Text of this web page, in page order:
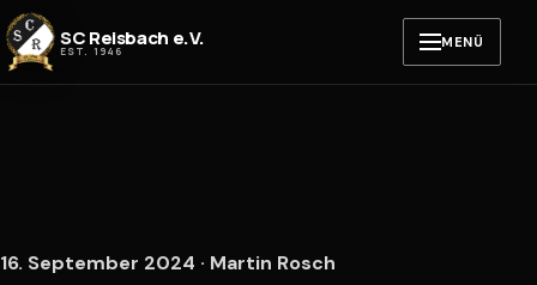
Zum Inhalt springen
SC Reisbach e.V.
EST. 1946 MENÜ
16. September 2024 · Martin Rosch